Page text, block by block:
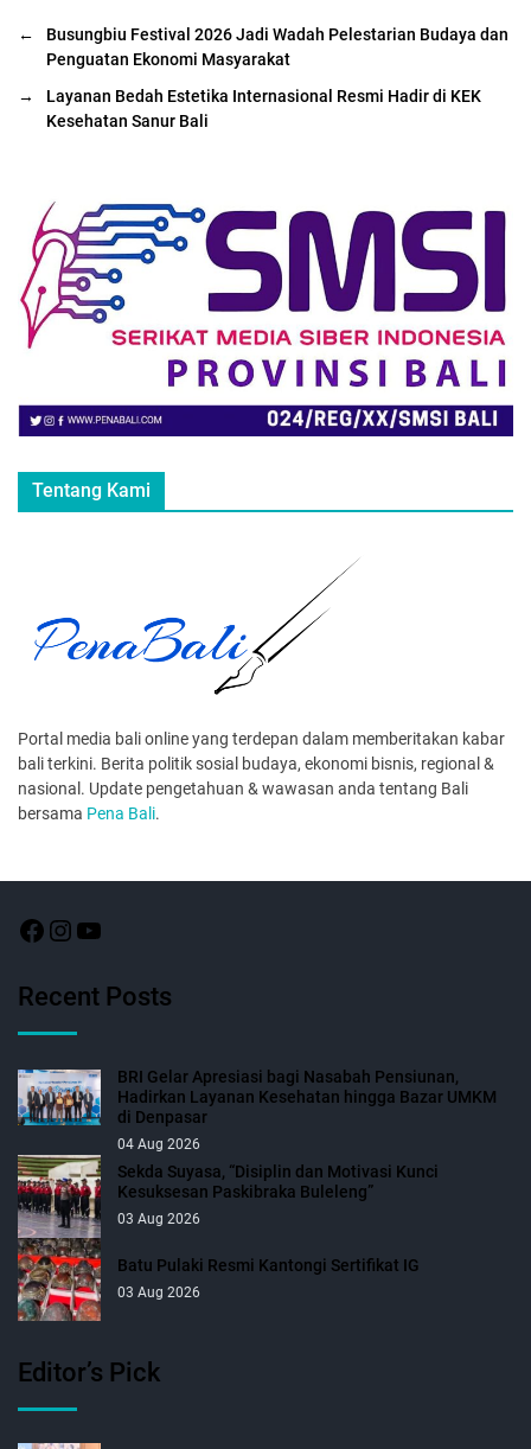
←
Busungbiu Festival 2026 Jadi Wadah Pelestarian Budaya dan
Penguatan Ekonomi Masyarakat
→
Layanan Bedah Estetika Internasional Resmi Hadir di KEK
Kesehatan Sanur Bali
Tentang Kami
Portal media bali online yang terdepan dalam memberitakan kabar
bali terkini. Berita politik sosial budaya, ekonomi bisnis, regional &
nasional. Update pengetahuan & wawasan anda tentang Bali
bersama Pena Bali.
Recent Posts
BRI Gelar Apresiasi bagi Nasabah Pensiunan,
Hadirkan Layanan Kesehatan hingga Bazar UMKM
di Denpasar
04 Aug 2026
Sekda Suyasa, “Disiplin dan Motivasi Kunci
Kesuksesan Paskibraka Buleleng”
03 Aug 2026
Batu Pulaki Resmi Kantongi Sertifikat IG
03 Aug 2026
Editor’s Pick